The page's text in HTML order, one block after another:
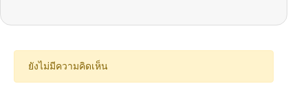
ยังไม่มีความคิดเห็น